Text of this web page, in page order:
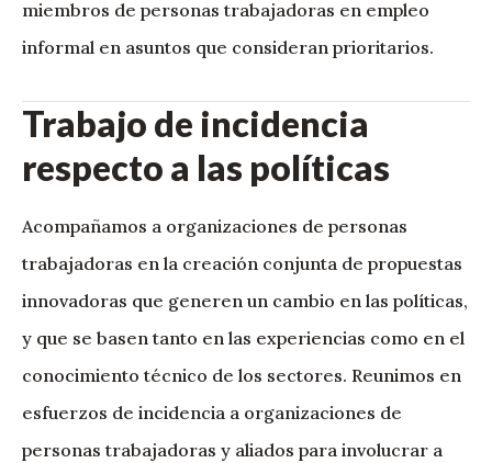
miembros de personas trabajadoras en empleo
informal en asuntos que consideran prioritarios.
Trabajo de incidencia
respecto a las políticas
Acompañamos a organizaciones de personas
trabajadoras en la creación conjunta de propuestas
innovadoras que generen un cambio en las políticas,
y que se basen tanto en las experiencias como en el
conocimiento técnico de los sectores. Reunimos en
esfuerzos de incidencia a organizaciones de
personas trabajadoras y aliados para involucrar a